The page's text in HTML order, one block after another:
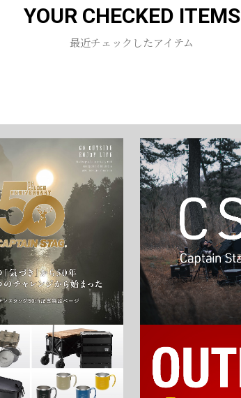
お買い物を続ける カートへ進む
YOUR CHECKED ITEMS
最近チェックしたアイテム